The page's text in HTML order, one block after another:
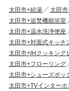
太田市+給湯 太田市
太田市+追焚機能浴室
太田市+温水洗浄便座
太田市+対面式キッチ
太田市+IHクッキング
太田市+フローリング
太田市+シューズボッ
太田市+TVインターホ